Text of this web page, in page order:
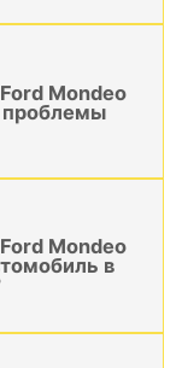
Mondeo
проблемы
Mondeo
в